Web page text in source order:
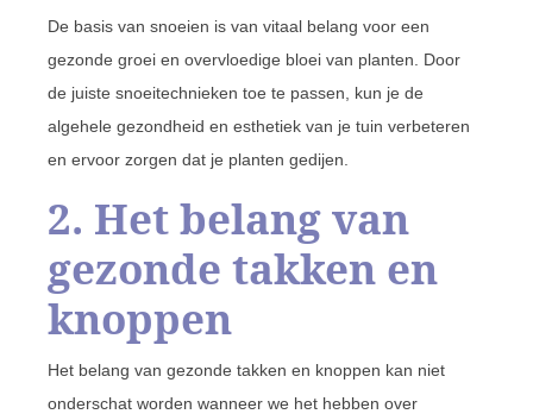
De basis van snoeien is van vitaal belang voor een
gezonde groei en overvloedige bloei van planten. Door
de juiste snoeitechnieken toe te passen, kun je de
algehele gezondheid en esthetiek van je tuin verbeteren
en ervoor zorgen dat je planten gedijen.
2. Het belang van
gezonde takken en
knoppen
Het belang van gezonde takken en knoppen kan niet
onderschat worden wanneer we het hebben over